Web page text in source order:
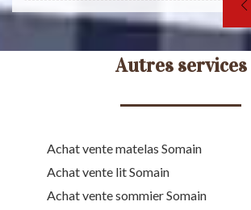
Autres services
Achat vente matelas Somain
Achat vente lit Somain
Achat vente sommier Somain